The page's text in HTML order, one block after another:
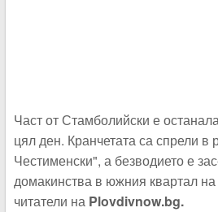
Част от Стамболийски е
цял ден. Кранчетата са спрели
Честименски", а безводието е
домакинства в южния квартал на
читатели на Plovdivnow.bg.